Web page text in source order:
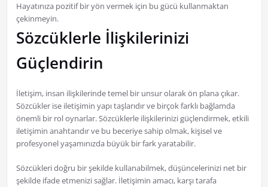
Hayatınıza pozitif bir yön vermek için bu gücü kullanmaktan
çekinmeyin.
Sözcüklerle İlişkilerinizi
Güçlendirin
İletişim, insan ilişkilerinde temel bir unsur olarak ön plana çıkar.
Sözcükler ise iletişimin yapı taşlarıdır ve birçok farklı bağlamda
önemli bir rol oynarlar. Sözcüklerle ilişkilerinizi güçlendirmek, etkili
iletişimin anahtarıdır ve bu beceriye sahip olmak, kişisel ve
profesyonel yaşamınızda büyük bir fark yaratabilir.
Sözcükleri doğru bir şekilde kullanabilmek, düşüncelerinizi net bir
şekilde ifade etmenizi sağlar. İletişimin amacı, karşı tarafa